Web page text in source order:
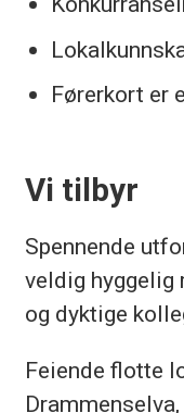
Førerkort er
Vi tilbyr
Spennende
veldig hyggelig
og dyktige
Feiende flotte